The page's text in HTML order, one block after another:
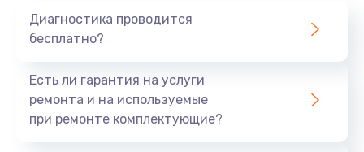
Диагностика проводится
бесплатно?
Есть ли гарантия на услуги
ремонта и на используемые
при ремонте комплектующие?